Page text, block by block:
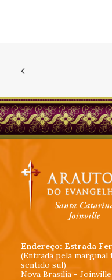
Endereço: Estrada
(Entrada pela
sentido sul)
Nova Brasília -